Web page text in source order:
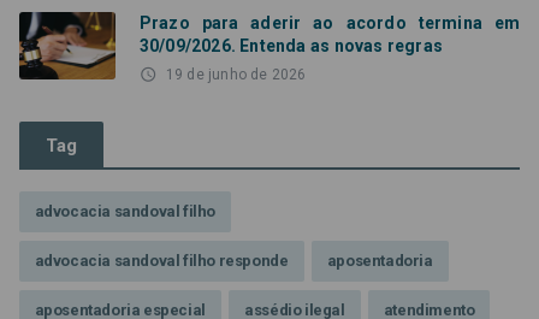
Prazo para aderir ao acordo termina em
30/09/2026. Entenda as novas regras
access_time 19 de junho de 2026
Tag
advocacia sandoval filho
advocacia sandoval filho responde aposentadoria
aposentadoria especial assédio ilegal atendimento